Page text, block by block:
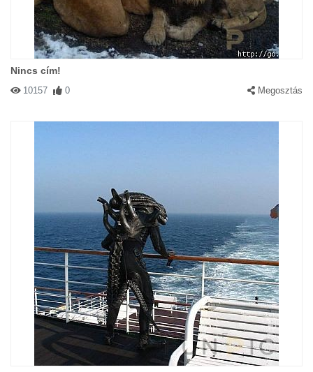
Nincs cím!
10157 0 Megosztás